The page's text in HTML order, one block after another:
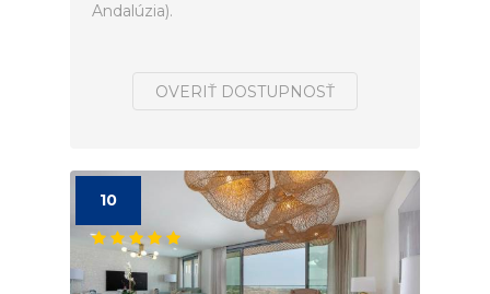
Andalúzia).
OVERIŤ DOSTUPNOSŤ
10